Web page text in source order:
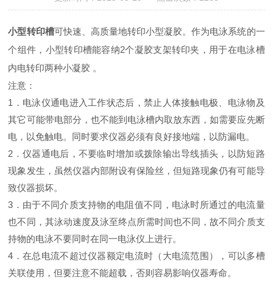
小型转印槽可快速、高质量地转印小型凝胶。作为电泳系统的一
个组件，小型转印槽能容纳2个凝胶支架转印夹，用于在电泳槽
内电转印两种小凝胶 。
注意：
1．电泳仪通电进入工作状态后，禁止人体接触电极、电泳物及
其它可能带电部分，也不能到电泳槽内取放东西，如需要应先断
电，以免触电。同时要求仪器必须有良好接地端，以防漏电。
2．仪器通电后，不要临时增加或拨除输出导线插头，以防短路
现象发生，虽然仪器内部附设有保险丝，但短路现象仍有可能导
致仪器损坏。
3．由于不同介质支持物的电阻值不同，电泳时所通过的电流量
也不同，其泳动速度及泳至终点所需时间也不同，故不同介质支
持物的电泳不要同时在同一电泳仪上进行。
4．在总电流不超过仪器额定电流时（大电流范围），可以多槽
关联使用，但要注意不能超载，否则容易影响仪器寿命。